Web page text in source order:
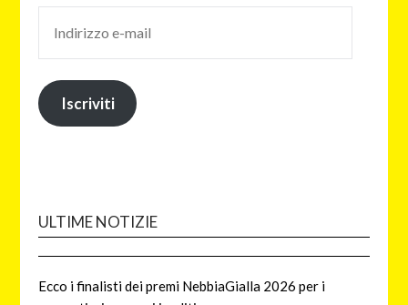
Iscriviti
ULTIME NOTIZIE
Ecco i finalisti dei premi NebbiaGialla 2026 per i